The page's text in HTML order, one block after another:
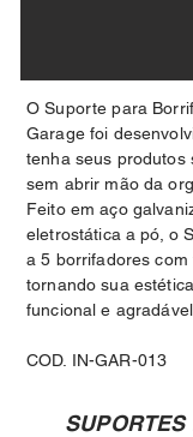
O Suporte para
Garage foi
tenha seus produtos
sem abrir mão da
Feito em aço
eletrostática a pó, o
a 5 borrifadores com
tornando sua
funcional e
COD. IN-GAR-013
SUPORTES